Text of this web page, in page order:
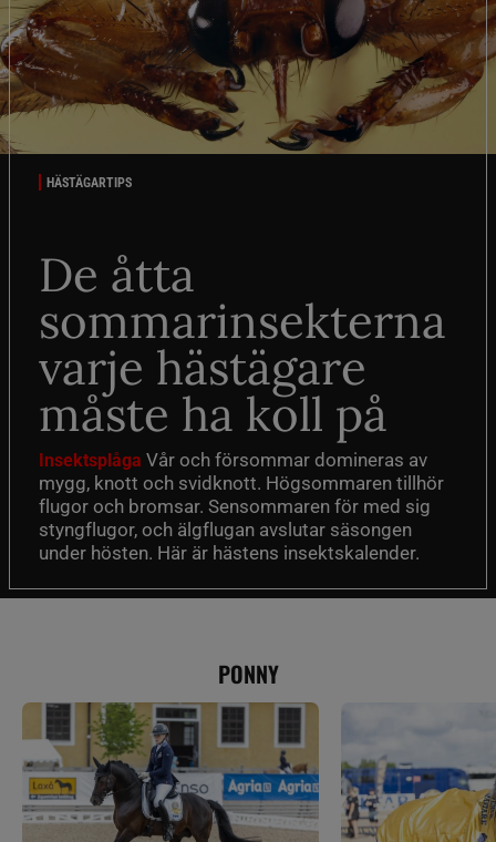
HÄSTÄGARTIPS
De åtta
sommarinsekterna
varje hästägare
måste ha koll på
Insektsplåga Vår och försommar domineras av
mygg, knott och svidknott. Högsommaren tillhör
flugor och bromsar. Sensommaren för med sig
styngflugor, och älgflugan avslutar säsongen
under hösten. Här är hästens insektskalender.
PONNY